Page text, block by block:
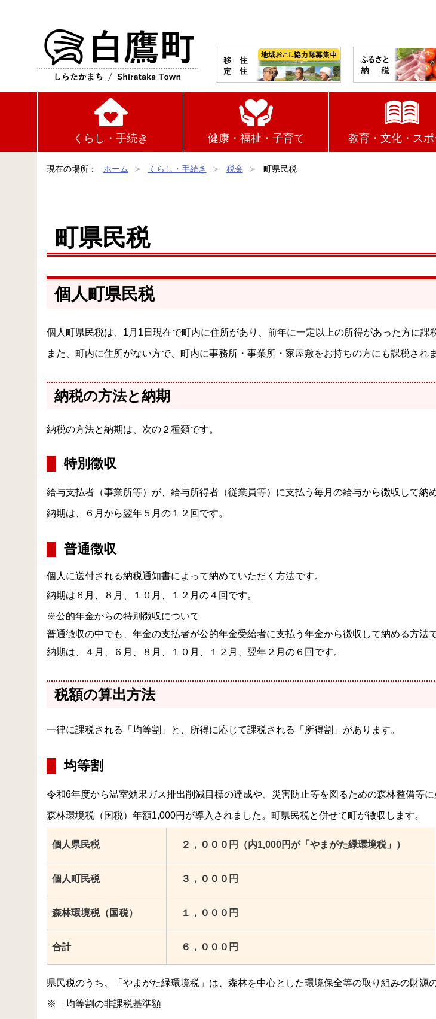
くらし・手続き 健康・福祉・子育て 教育・文化・スポ
現在の場所： ホーム くらし・手続き 税金 町県民税
町県民税
個人町県民税
個人町県民税は、1月1日現在で町内に住所があり、前年に一定以上の所得があった方に課
また、町内に住所がない方で、町内に事務所・事業所・家屋敷をお持ちの方にも課税され
納税の方法と納期
納税の方法と納期は、次の２種類です。
特別徴収
給与支払者（事業所等）が、給与所得者（従業員等）に支払う毎月の給与から徴収して納
納期は、６月から翌年５月の１２回です。
普通徴収
個人に送付される納税通知書によって納めていただく方法です。
納期は６月、８月、１０月、１２月の４回です。
※公的年金からの特別徴収について
普通徴収の中でも、年金の支払者が公的年金受給者に支払う年金から徴収して納める方法
納期は、４月、６月、８月、１０月、１２月、翌年２月の６回です。
税額の算出方法
一律に課税される「均等割」と、所得に応じて課税される「所得割」があります。
均等割
令和6年度から温室効果ガス排出削減目標の達成や、災害防止等を図るための森林整備等に
森林環境税（国税）年額1,000円が導入されました。町県民税と併せて町が徴収します。
個人県民税 ２，０００円（内1,000円が「やまがた緑環境税」）
個人町民税 ３，０００円
森林環境税（国税） １，０００円
合計 ６，０００円
県民税のうち、「やまがた緑環境税」は、森林を中心とした環境保全等の取り組みの財源
※ 均等割の非課税基準額